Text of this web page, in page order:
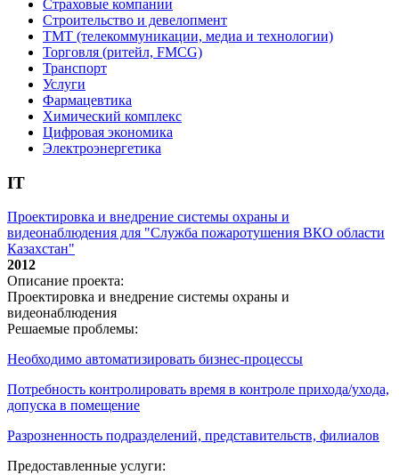
Страховые компании
Строительство и девелопмент
ТМТ (телекоммуникации, медиа и технологии)
Торговля (ритейл, FMCG)
Транспорт
Услуги
Фармацевтика
Химический комплекс
Цифровая экономика
Электроэнергетика
IT
Проектировка и внедрение системы охраны и
видеонаблюдения для "Служба пожаротушения ВКО области
Казахстан"
2012
Описание проекта:
Проектировка и внедрение системы охраны и
видеонаблюдения
Решаемые проблемы:
Необходимо автоматизировать бизнес-процессы
Потребность контролировать время в контроле прихода/ухода,
допуска в помещение
Разрозненность подразделений, представительств, филиалов
Предоставленные услуги: